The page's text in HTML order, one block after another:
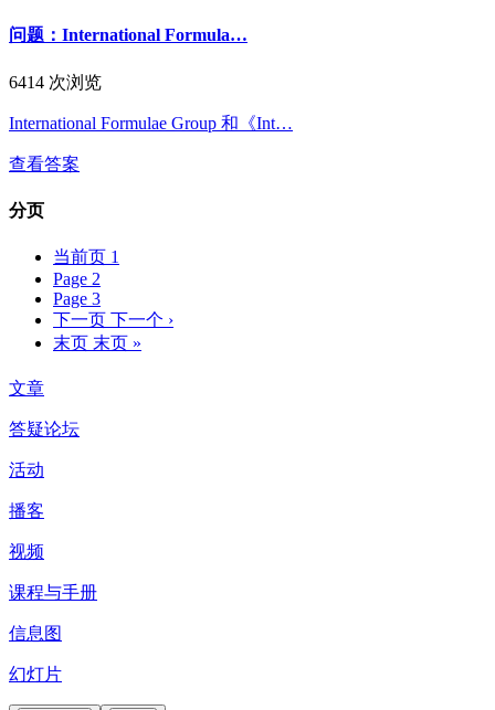
问题：International Formula…
6414 次浏览
International Formulae Group 和《Int…
查看答案
分页
当前页 1
Page 2
Page 3
下一页 下一个 ›
末页 末页 »
文章
答疑论坛
活动
播客
视频
课程与手册
信息图
幻灯片